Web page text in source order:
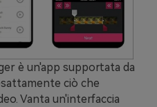
è un'app supportata da
ciò che
Vanta un'interfaccia